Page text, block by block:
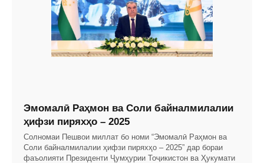
Эмомалӣ Раҳмон ва Соли байналмилалии
ҳифзи пиряхҳо – 2025
Солномаи Пешвои миллат бо номи “Эмомалӣ Раҳмон ва
Соли байналмилалии ҳифзи пиряхҳо – 2025” дар бораи
фаъолияти Президенти Ҷумҳурии Тоҷикистон ва Ҳукумати